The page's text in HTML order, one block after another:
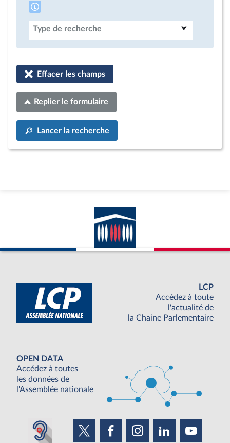
Type de recherche
Effacer les champs
Replier le formulaire
Lancer la recherche
LCP
Accédez à toute
l'actualité de
la Chaine Parlementaire
OPEN DATA
Accédez à toutes
les données de
l'Assemblée nationale